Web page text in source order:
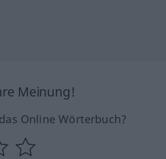
Meinung!
Online Wörterbuch?